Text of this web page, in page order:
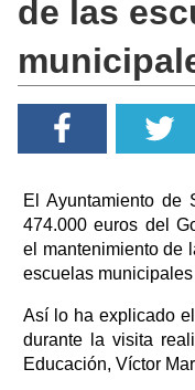
de las
El Ayuntamiento de
474.000 euros del
el mantenimiento de
escuelas
Así lo ha explicado
durante la visita
Educación, Víctor